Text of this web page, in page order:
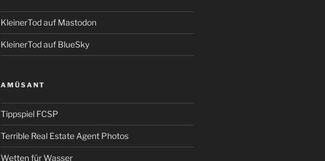
KleinerTod auf Mastodon
KleinerTod auf BlueSky
AMÜSANT
Tippspiel FCSP
Terrible Real Estate Agent Photos
Wetten für Wasser